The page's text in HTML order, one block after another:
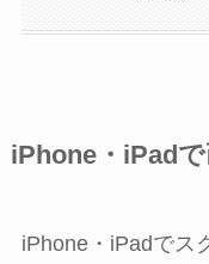
iPhone・iPad
iPhone・iPadでス